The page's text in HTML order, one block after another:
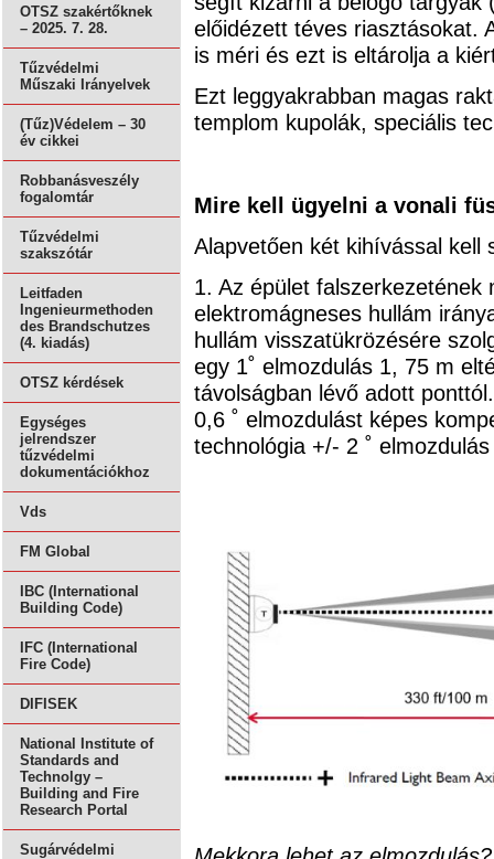
OTSZ szakértőknek
– 2025. 7. 28.
Tűzvédelmi
Műszaki Irányelvek
(Tűz)Védelem – 30
év cikkei
Robbanásveszély
fogalomtár
Tűzvédelmi
szakszótár
Leitfaden
Ingenieurmethoden
des Brandschutzes
(4. kiadás)
OTSZ kérdések
Egységes
jelrendszer
tűzvédelmi
dokumentációkhoz
Vds
FM Global
IBC (International
Building Code)
IFC (International
Fire Code)
DIFISEK
National Institute of
Standards and
Technolgy –
Building and Fire
Research Portal
Sugárvédelmi
előidézett téves riasztásokat.
is méri és ezt is eltárolja a
Ezt leggyakrabban magas
templom kupolák, speciális
Mire kell ügyelni a vonali
Alapvetően két kihívással kell
1. Az épület
elektromágneses hullám
hullám visszatükrözésére
egy 1˚ elmozdulás 1, 75 m
távolságban lévő adott
0,6 ˚ elmozdulást képes
technológia +/- 2 ˚